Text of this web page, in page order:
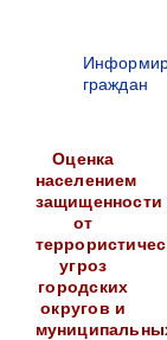
граждан
Оценка
населением
защищенности
от
угроз
городских
округов и